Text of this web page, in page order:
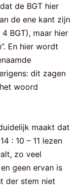
de BGT hier
de ene kant zijn
BGT), maar hier
En hier wordt
dit zagen
woord
maakt dat
: 10 – 11 lezen
zo veel
geen ervan is
der stem niet